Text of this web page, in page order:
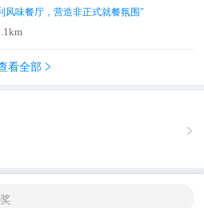
风味餐厅，营造非正式就餐氛围"
看全部 
